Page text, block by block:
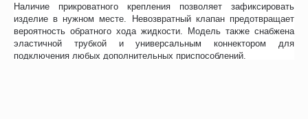
Наличие прикроватного крепления позволяет зафиксировать
изделие в нужном месте. Невозвратный клапан предотвращает
вероятность обратного хода жидкости. Модель также снабжена
эластичной трубкой и универсальным коннектором для
подключения любых дополнительных приспособлений.